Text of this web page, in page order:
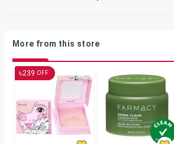
More from this store
৳239 OFF